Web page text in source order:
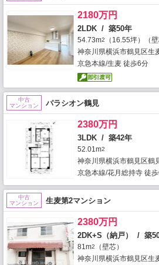
2180万円
2LDK / 築50年
54.73m2
（16.55坪）（壁
神奈川県横浜市鶴見区生
京急本線/生麦 徒歩6分
中古
マンション
パラシオン鶴見
2380万円
3LDK / 築42年
52.01m2
神奈川県横浜市鶴見区鶴
京急本線/花月総持寺 徒
中古
マンション
生麦第2マンション
2380万円
2DK+S（納戸） / 築
81m2
（壁芯）
神奈川県横浜市鶴見区生